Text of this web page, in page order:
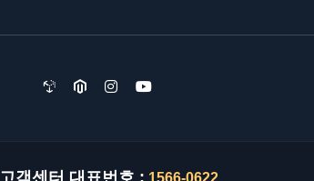
고객센터 대표번호 : 1566-0622